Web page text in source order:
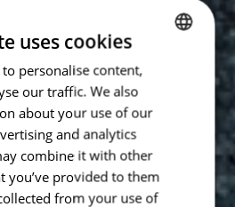
CZECH
uses cookies
to personalise content,
our traffic. We also
about your use of our
and analytics
combine it with other
you’ve provided to them
from your use of